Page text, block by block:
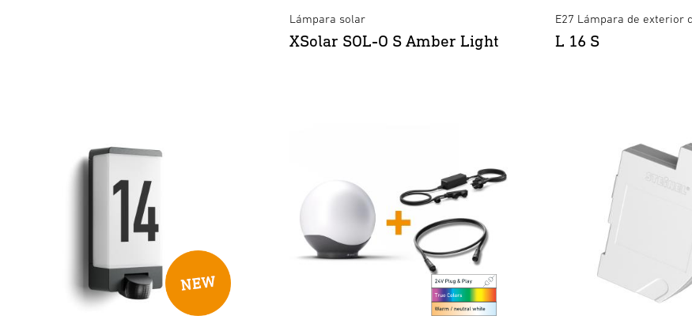
Lámpara solar
XSolar SOL-O S Amber Light
E27 Lámpara de exterior
L 16 S